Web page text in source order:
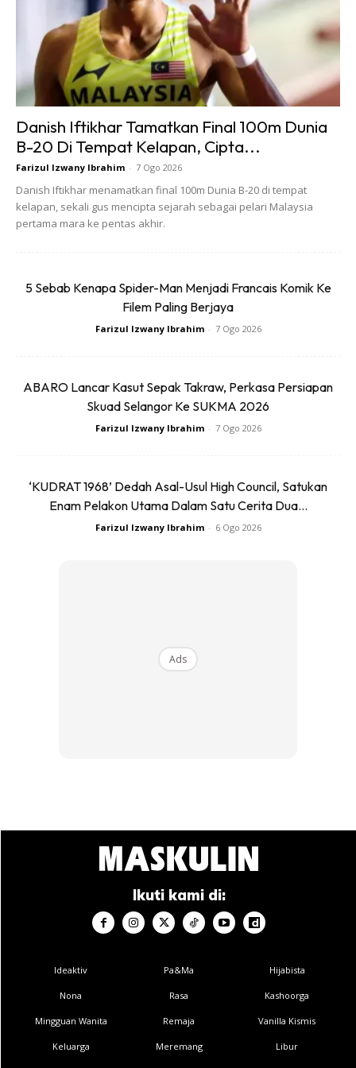
Ads
“Membenarkan Transgender ataupun mak nyah masuk ke
dalam tandas wanita itu bertentangan dengan norma-
lelaki tulen. Lelaki sejati. Masuk tandas perempuan akan
memperlihatkan aurat perempuan, walaupun bentuk badan
lelaki itu sudah seperti wanita.”
Anda mungkin berminat dengan
Danish Iftikhar Tamatkan Final 100m Dunia
B-20 Di Tempat Kelapan, Cipta...
Farizul Izwany Ibrahim - 7 Ogo 2026
Danish Iftikhar menamatkan final 100m Dunia B-20 di tempat
kelapan, sekali gus mencipta sejarah sebagai pelari Malaysia
pertama mara ke pentas akhir.
5 Sebab Kenapa Spider-Man Menjadi Francais Komik Ke
Filem Paling Berjaya
Farizul Izwany Ibrahim - 7 Ogo 2026
ABARO Lancar Kasut Sepak Takraw, Perkasa Persiapan
Skuad Selangor Ke SUKMA 2026
Farizul Izwany Ibrahim - 7 Ogo 2026
‘KUDRAT 1968’ Dedah Asal-Usul High Council, Satukan
Enam Pelakon Utama Dalam Satu Cerita Dua...
Farizul Izwany Ibrahim - 6 Ogo 2026
Ads
Ikuti kami di:
Ideaktiv
Nona
Mingguan Wanita
Keluarga
Pa&Ma
Rasa
Remaja
Meremang
Hijabista
Kashoorga
Vanilla Kismis
Libur